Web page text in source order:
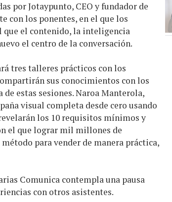
por Jotaypunto, CEO y fundador de
con los ponentes, en el que los
que el contenido, la inteligencia
el centro de la conversación.
tres talleres prácticos con los
sus conocimientos con los
estas sesiones. Naroa Manterola,
visual completa desde cero usando
los 10 requisitos mínimos y
el que lograr mil millones de
para vender de manera práctica,
Comunica contempla una pausa
con otros asistentes.